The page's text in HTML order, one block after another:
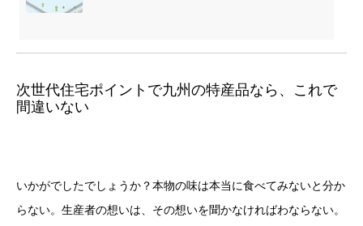
次世代住宅ポイントで九州の特産品なら、これで
間違いない
いかがでしたでしょうか？本物の味は本当に食べてみないと分か
らない。生産者の想いは、その想いを聞かなければわならない。